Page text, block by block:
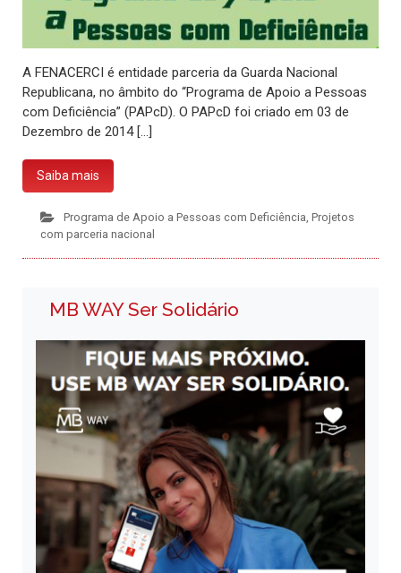
A FENACERCI é entidade parceria da Guarda Nacional
Republicana, no âmbito do “Programa de Apoio a Pessoas
com Deficiência” (PAPcD). O PAPcD foi criado em 03 de
Dezembro de 2014 […]
Saiba mais
Programa de Apoio a Pessoas com Deficiência Projetos
com parceria nacional
MB WAY Ser Solidário